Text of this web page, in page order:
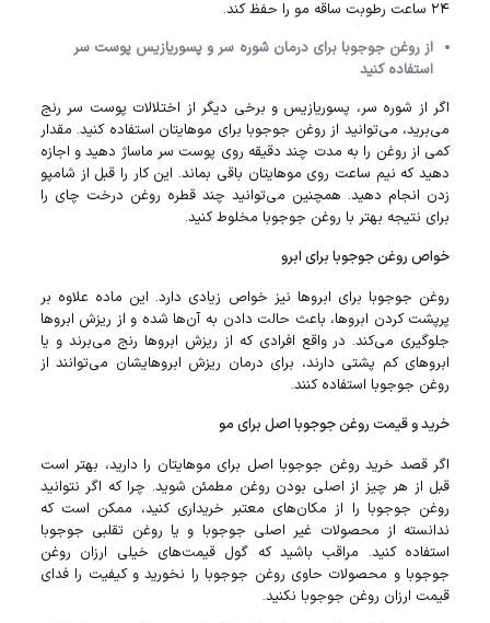
۲۴ ساعت رطوبت ساقه مو را حفظ کند.
از روغن جوجوبا برای درمان شوره سر و پسوریازیس پوست سر
استفاده کنید
اگر از شوره سر، پسوریازیس و برخی دیگر از اختلالات پوست سر رنج
می‌برید، می‌توانید از روغن جوجوبا برای مو‌هایتان استفاده کنید. مقدار
کمی از روغن را به مدت چند دقیقه روی پوست سر ماساژ دهید و اجازه
دهید که نیم ساعت روی موهایتان باقی بماند. این کار را قبل از شامپو
زدن انجام دهید. همچنین می‌توانید چند قطره روغن درخت چای را
برای نتیجه بهتر با روغن جوجوبا مخلوط کنید.
خواص روغن جوجوبا برای ابرو
روغن جوجوبا برای ابروها نیز خواص زیادی دارد. این ماده علاوه بر
پرپشت کردن ابرو‌ها، باعث حالت دادن به آن‌ها شده و از ریزش ابروها
جلوگیری می‌کند. در واقع افرادی که از ریزش ابرو‌ها رنج می‌برند و یا
ابرو‌های کم پشتی دارند، برای درمان ریزش ابرو‌هایشان می‌توانند از
روغن جوجوبا استفاده کنند.
خرید و قیمت روغن جوجوبا اصل برای مو
اگر قصد خرید روغن جوجوبا اصل برای مو‌هایتان را دارید، بهتر است
قبل از هر چیز از اصلی بودن روغن مطمئن شوید. چرا که اگر نتوانید
روغن جوجوبا را از مکان‌های معتبر خریداری کنید، ممکن است که
ندانسته از محصولات غیر اصلی جوجوبا و یا روغن تقلبی جوجوبا
استفاده کنید. مراقب باشید که گول قیمت‌های خیلی ارزان روغن
جوجوبا و محصولات حاوی روغن جوجوبا را نخورید و کیفیت را فدای
قیمت ارزان روغن جوجوبا نکنید.